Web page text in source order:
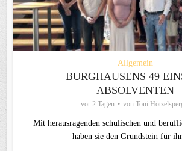
Allgemein
BURGHAUSENS 49
ABSOLVENTEN
vor 2 Tagen von Toni
Mit herausragenden schulischen und
haben sie den Grundstein für